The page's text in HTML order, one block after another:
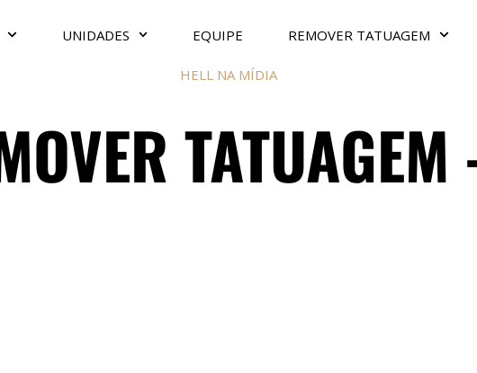
UNIDADES EQUIPE REMOVER TATUAGEM
HELL NA MÍDIA